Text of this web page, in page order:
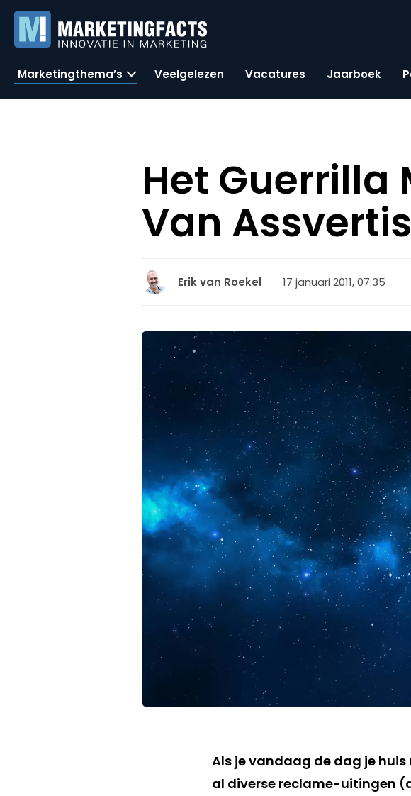
Marketingthema’s Veelgelezen Vacatures Jaarboek
Het
Van
Erik van Roekel 17 januari 2011, 07:35
Als je vandaag de dag je
al diverse reclame-uitingen